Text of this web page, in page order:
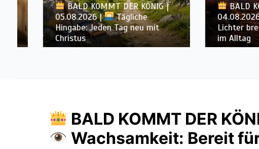
BALD KOMMT DER KÖNIG |
05.08.2026 |
Tägliche
Hingabe: Jeden Tag neu mit
Christus
BALD
04.08.2026 |
Lichter
im Alltag
BALD KOMMT DER
Wachsamkeit: Bereit